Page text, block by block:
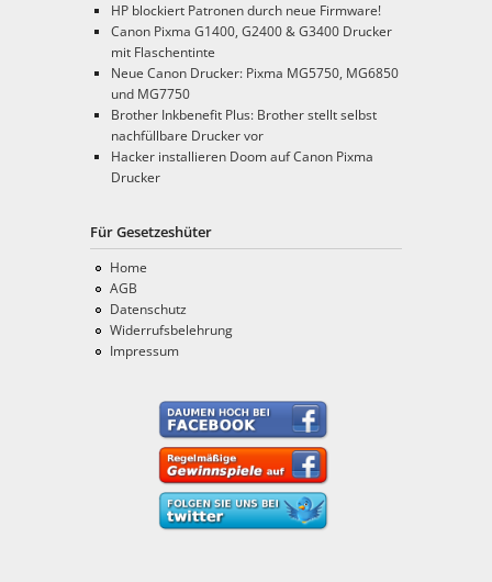
HP blockiert Patronen durch neue Firmware!
Canon Pixma G1400, G2400 & G3400 Drucker
mit Flaschentinte
Neue Canon Drucker: Pixma MG5750, MG6850
und MG7750
Brother Inkbenefit Plus: Brother stellt selbst
nachfüllbare Drucker vor
Hacker installieren Doom auf Canon Pixma
Drucker
Für Gesetzeshüter
Home
AGB
Datenschutz
Widerrufsbelehrung
Impressum